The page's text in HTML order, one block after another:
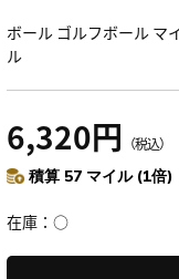
ボール ゴルフボール マ
ル
6,320円 （税込）
積算 57 マイル (1倍)
在庫 ○